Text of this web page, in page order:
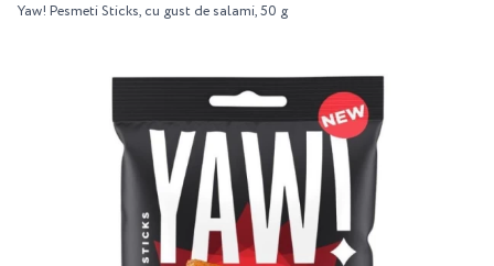
Yaw! Pesmeti Sticks, cu gust de salami, 50 g